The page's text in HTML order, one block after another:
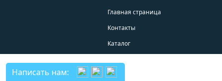
Главная страница
Контакты
Каталог
Написать нам: